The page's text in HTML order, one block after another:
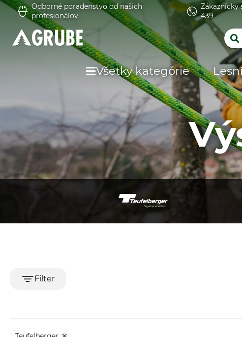
Odborné poradenstvo od našich
profesionálov
Zákaznícky
439
Všetky kategórie
Filter